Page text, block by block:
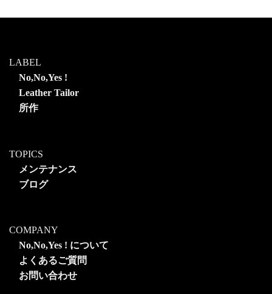
LABEL
No,No,Yes !
Leather Tailor
所作
TOPICS
メンテナンス
ブログ
COMPANY
No,No,Yes ! について
よくあるご質問
お問い合わせ